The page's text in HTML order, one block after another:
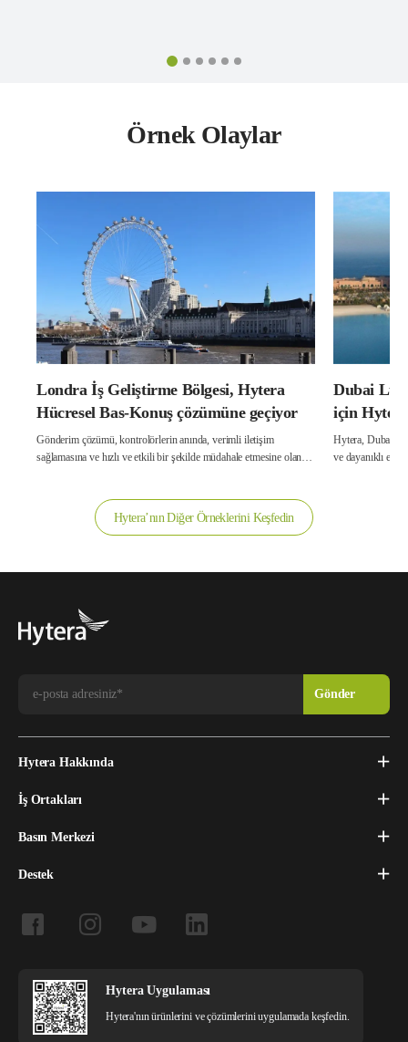
Örnek Olaylar
Londra İş Geliştirme Bölgesi, Hytera
Hücresel Bas-Konuş çözümüne geçiyor
Gönderim çözümü, kontrolörlerin anında, verimli iletişim
sağlamasına ve hızlı ve etkili bir şekilde müdahale etmesine olanak
Dubai
için
Çözümü
Hytera,
Hytera’nın Diğer Örneklerini Keşfedin
Hytera Hakkında
İş Ortakları
Basın Merkezi
Destek
Hytera Uygulaması
Hytera'nın ürünlerini ve çözümlerini uygulamada keşfedin.